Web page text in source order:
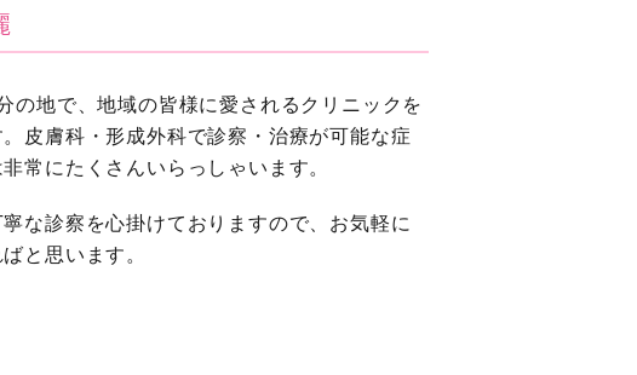
の地で、地域の皆様に愛されるクリニックを
皮膚科・形成外科で診察・治療が可能な症
常にたくさんいらっしゃいます。
な診察を心掛けておりますので、お気軽に
と思います。